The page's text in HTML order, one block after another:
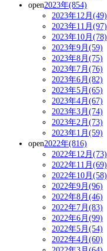
open2023年(854)
2023年12月(49)
2023年11月(97)
2023年10月(78)
2023年9月(59)
2023年8月(75)
2023年7月(76)
2023年6月(82)
2023年5月(65)
2023年4月(67)
2023年3月(74)
2023年2月(73)
2023年1月(59)
open2022年(816)
2022年12月(73)
2022年11月(69)
2022年10月(58)
2022年9月(96)
2022年8月(46)
2022年7月(83)
2022年6月(99)
2022年5月(54)
2022年4月(60)